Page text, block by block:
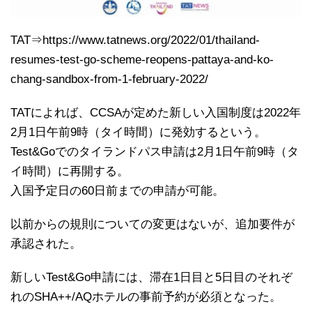
TAT⇒https://www.tatnews.org/2022/01/thailand-
resumes-test-go-scheme-reopens-pattaya-and-ko-
chang-sandbox-from-1-february-2022/
TATによれば、CCSAが定めた新しい入国制度は2022年
2月1日午前9時（タイ時間）に発効するという。
Test&Goでのタイランドパス申請は2月1日午前9時（タ
イ時間）に再開する。
入国予定日の60日前までの申請が可能。
以前からの規則についての変更はないが、追加要件が
承認された。
新しいTest&Go申請には、滞在1日目と5日目のそれぞ
れのSHA++/AQホテルの事前予約が必須となった。